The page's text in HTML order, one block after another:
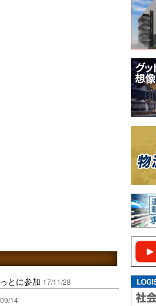
とに参加 17/11/28
14